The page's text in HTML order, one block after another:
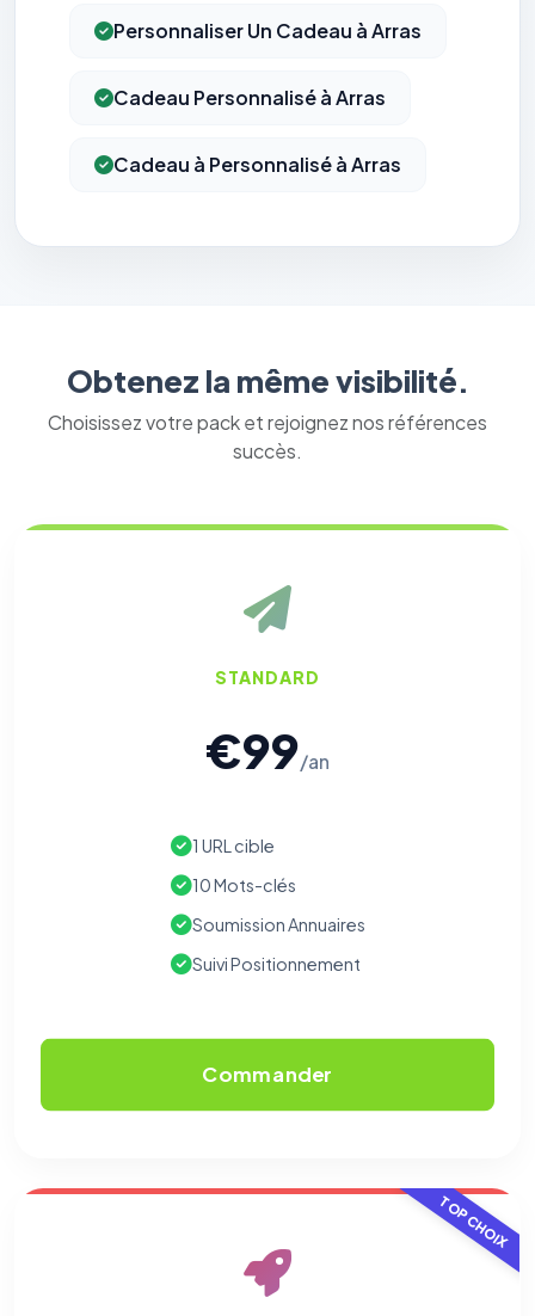
Personnaliser Un Cadeau à Arras
Cadeau Personnalisé à Arras
Cadeau à Personnalisé à Arras
Obtenez la même visibilité.
Choisissez votre pack et rejoignez nos références
succès.
STANDARD
€99/an
1 URL cible
10 Mots-clés
Soumission Annuaires
Suivi Positionnement
Commander
TOP CHOIX